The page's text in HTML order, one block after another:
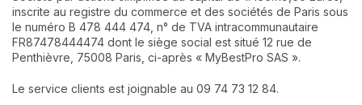
inscrite au registre du commerce et des sociétés de Paris sous
le numéro B 478 444 474, n° de TVA intracommunautaire
FR87478444474 dont le siège social est situé 12 rue de
Penthièvre, 75008 Paris, ci-après « MyBestPro SAS ».
Le service clients est joignable au 09 74 73 12 84.